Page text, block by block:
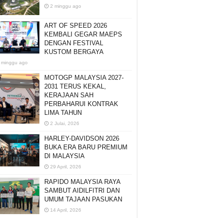
2 minggu ago
ART OF SPEED 2026
KEMBALI GEGAR MAEPS
DENGAN FESTIVAL
KUSTOM BERGAYA
minggu ago
MOTOGP MALAYSIA 2027-
2031 TERUS KEKAL,
KERAJAAN SAH
PERBAHARUI KONTRAK
LIMA TAHUN
2 Julai, 2026
HARLEY-DAVIDSON 2026
BUKA ERA BARU PREMIUM
DI MALAYSIA
29 April, 2026
RAPIDO MALAYSIA RAYA
SAMBUT AIDILFITRI DAN
UMUM TAJAAN PASUKAN
14 April, 2026